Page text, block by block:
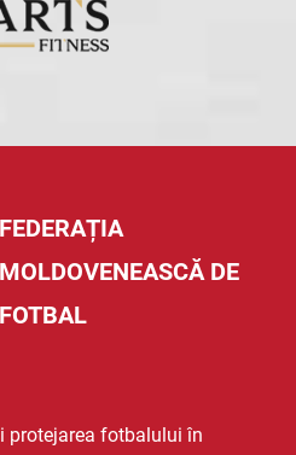
FEDERAȚIA
MOLDOVENEASCĂ DE
FOTBAL
protejarea fotbalului în